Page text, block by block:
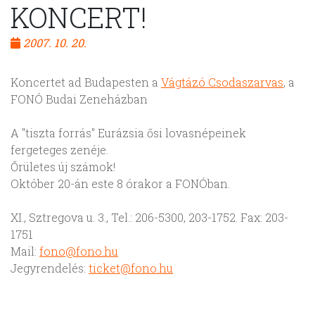
KONCERT!
2007. 10. 20.
Koncertet ad Budapesten a Vágtázó Csodaszarvas, a
FONÓ Budai Zeneházban
A "tiszta forrás" Eurázsia ősi lovasnépeinek
fergeteges zenéje.
Őrületes új számok!
Október 20-án este 8 órakor a FONÓban.
XI., Sztregova u. 3., Tel.: 206-5300, 203-1752. Fax: 203-
1751
Mail: fono@fono.hu
Jegyrendelés: ticket@fono.hu